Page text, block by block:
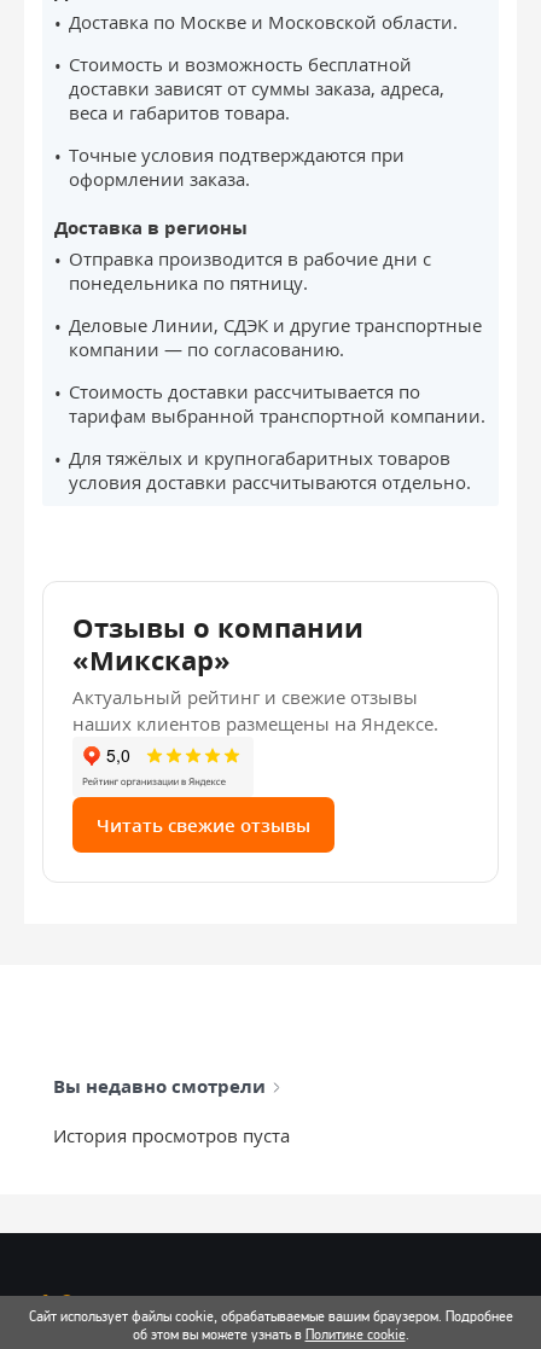
Доставка по Москве и Московской области.
Стоимость и возможность бесплатной
доставки зависят от суммы заказа, адреса,
веса и габаритов товара.
Точные условия подтверждаются при
оформлении заказа.
Доставка в регионы
Отправка производится в рабочие дни с
понедельника по пятницу.
Деловые Линии, СДЭК и другие транспортные
компании — по согласованию.
Стоимость доставки рассчитывается по
тарифам выбранной транспортной компании.
Для тяжёлых и крупногабаритных товаров
условия доставки рассчитываются отдельно.
Отзывы о компании
«Микскар»
Актуальный рейтинг и свежие отзывы
наших клиентов размещены на Яндексе.
Читать свежие отзывы
Вы недавно смотрели
История просмотров пуста
info@mixtcar.ru
Почта для связи
Сайт использует файлы cookie, обрабатываемые вашим браузером. Подробнее
об этом вы можете узнать в Политике cookie.